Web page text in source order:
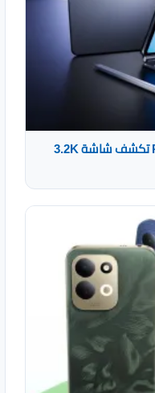
تسريبات Xiaomi Pad 9 وPad 9 Pro تكشف شاشة 3.2K